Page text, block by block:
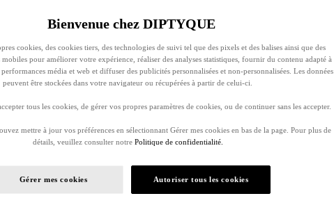
Bienvenue chez DIPTYQUE
cookies, des cookies tiers, des technologies de suivi tel que des pixels et des balises ainsi que des
pour améliorer votre expérience, réaliser des analyses statistiques, fournir du contenu adapté à
média et web et diffuser des publicités personnalisées et non-personnalisées. Les données
peuvent être stockées dans votre navigateur ou récupérées à partir de celui-ci.
tous les cookies, de gérer vos propres paramètres de cookies, ou de continuer sans les accepter.
mettre à jour vos préférences en sélectionnant Gérer mes cookies en bas de la page. Pour plus de
détails, veuillez consulter notre Politique de confidentialité.
Gérer mes cookies Autoriser tous les cookies